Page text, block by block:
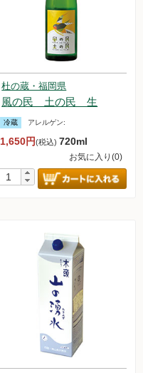
杜の蔵・福岡県
風の民 土の民 生
冷蔵 アレルゲン:
1,650円(税込)720ml
お気に入り(0)